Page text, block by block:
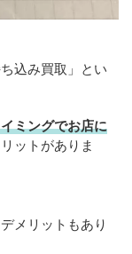
込み買取」とい
ミングでお店に
ットがありま
メリットもあり